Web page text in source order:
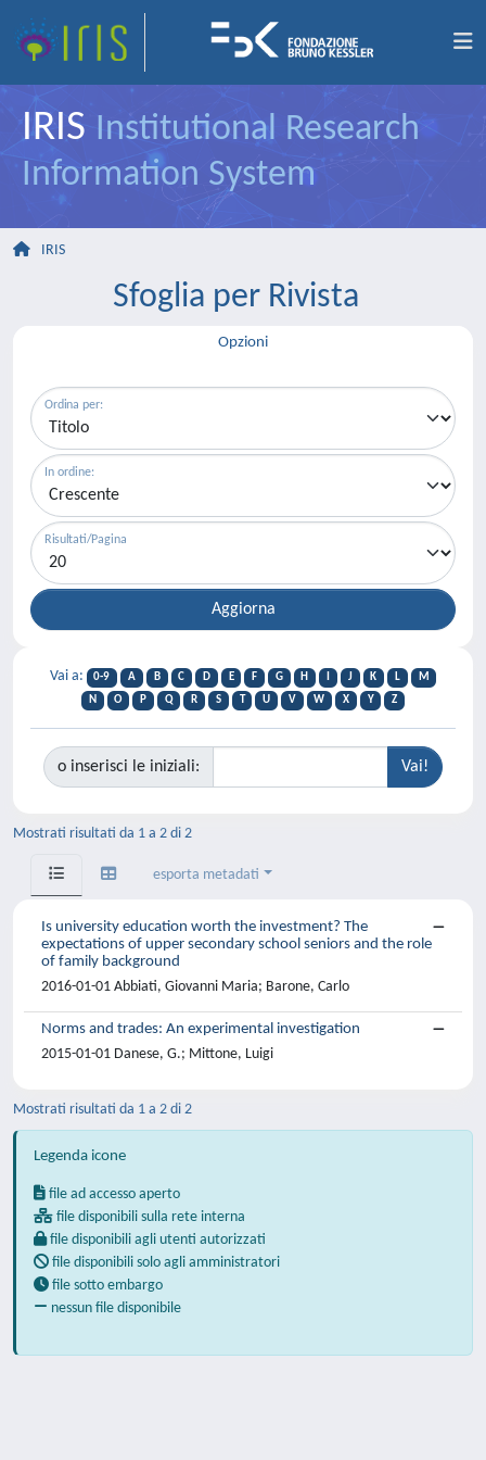
IRIS Institutional Research
Information System
IRIS
Sfoglia per Rivista
Opzioni
Ordina per:
In ordine:
Risultati/Pagina
Vai a: 0-9 A B C D E F G H J K L
M
N
O P Q R S T U V W X Y Z
o inserisci le iniziali:
Mostrati risultati da 1 a 2 di 2
esporta metadati
Is university education worth the investment? The
expectations of upper secondary school seniors and the role
of family background
2016-01-01 Abbiati, Giovanni Maria; Barone, Carlo
Norms and trades: An experimental investigation
2015-01-01 Danese, G.; Mittone, Luigi
Mostrati risultati da 1 a 2 di 2
Legenda icone
file ad accesso aperto
file disponibili sulla rete interna
file disponibili agli utenti autorizzati
file disponibili solo agli amministratori
file sotto embargo
nessun file disponibile